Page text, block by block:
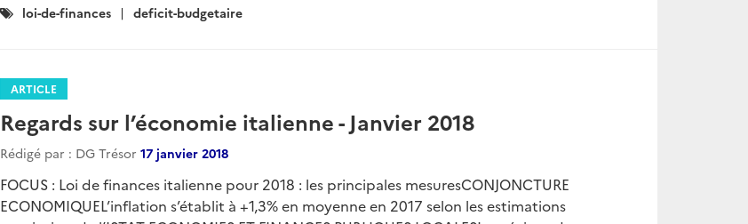
Catégories
loi-de-finances deficit-budgetaire
ARTICLE
Regards sur l’économie italienne - Janvier 2018
Rédigé par : DG Trésor 17 janvier 2018
FOCUS : Loi de finances italienne pour 2018 : les principales mesuresCONJONCTURE
ECONOMIQUEL’inflation s’établit à +1,3% en moyenne en 2017 selon les estimations